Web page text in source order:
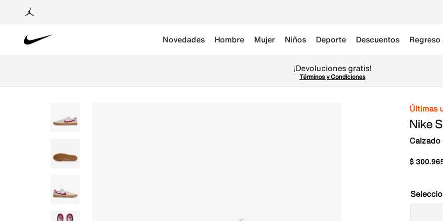
Novedades Hombre Mujer Niños Deporte Descuentos Regreso
¡Devoluciones gratis!
Términos y Condiciones
Últimas
Nike
$300.